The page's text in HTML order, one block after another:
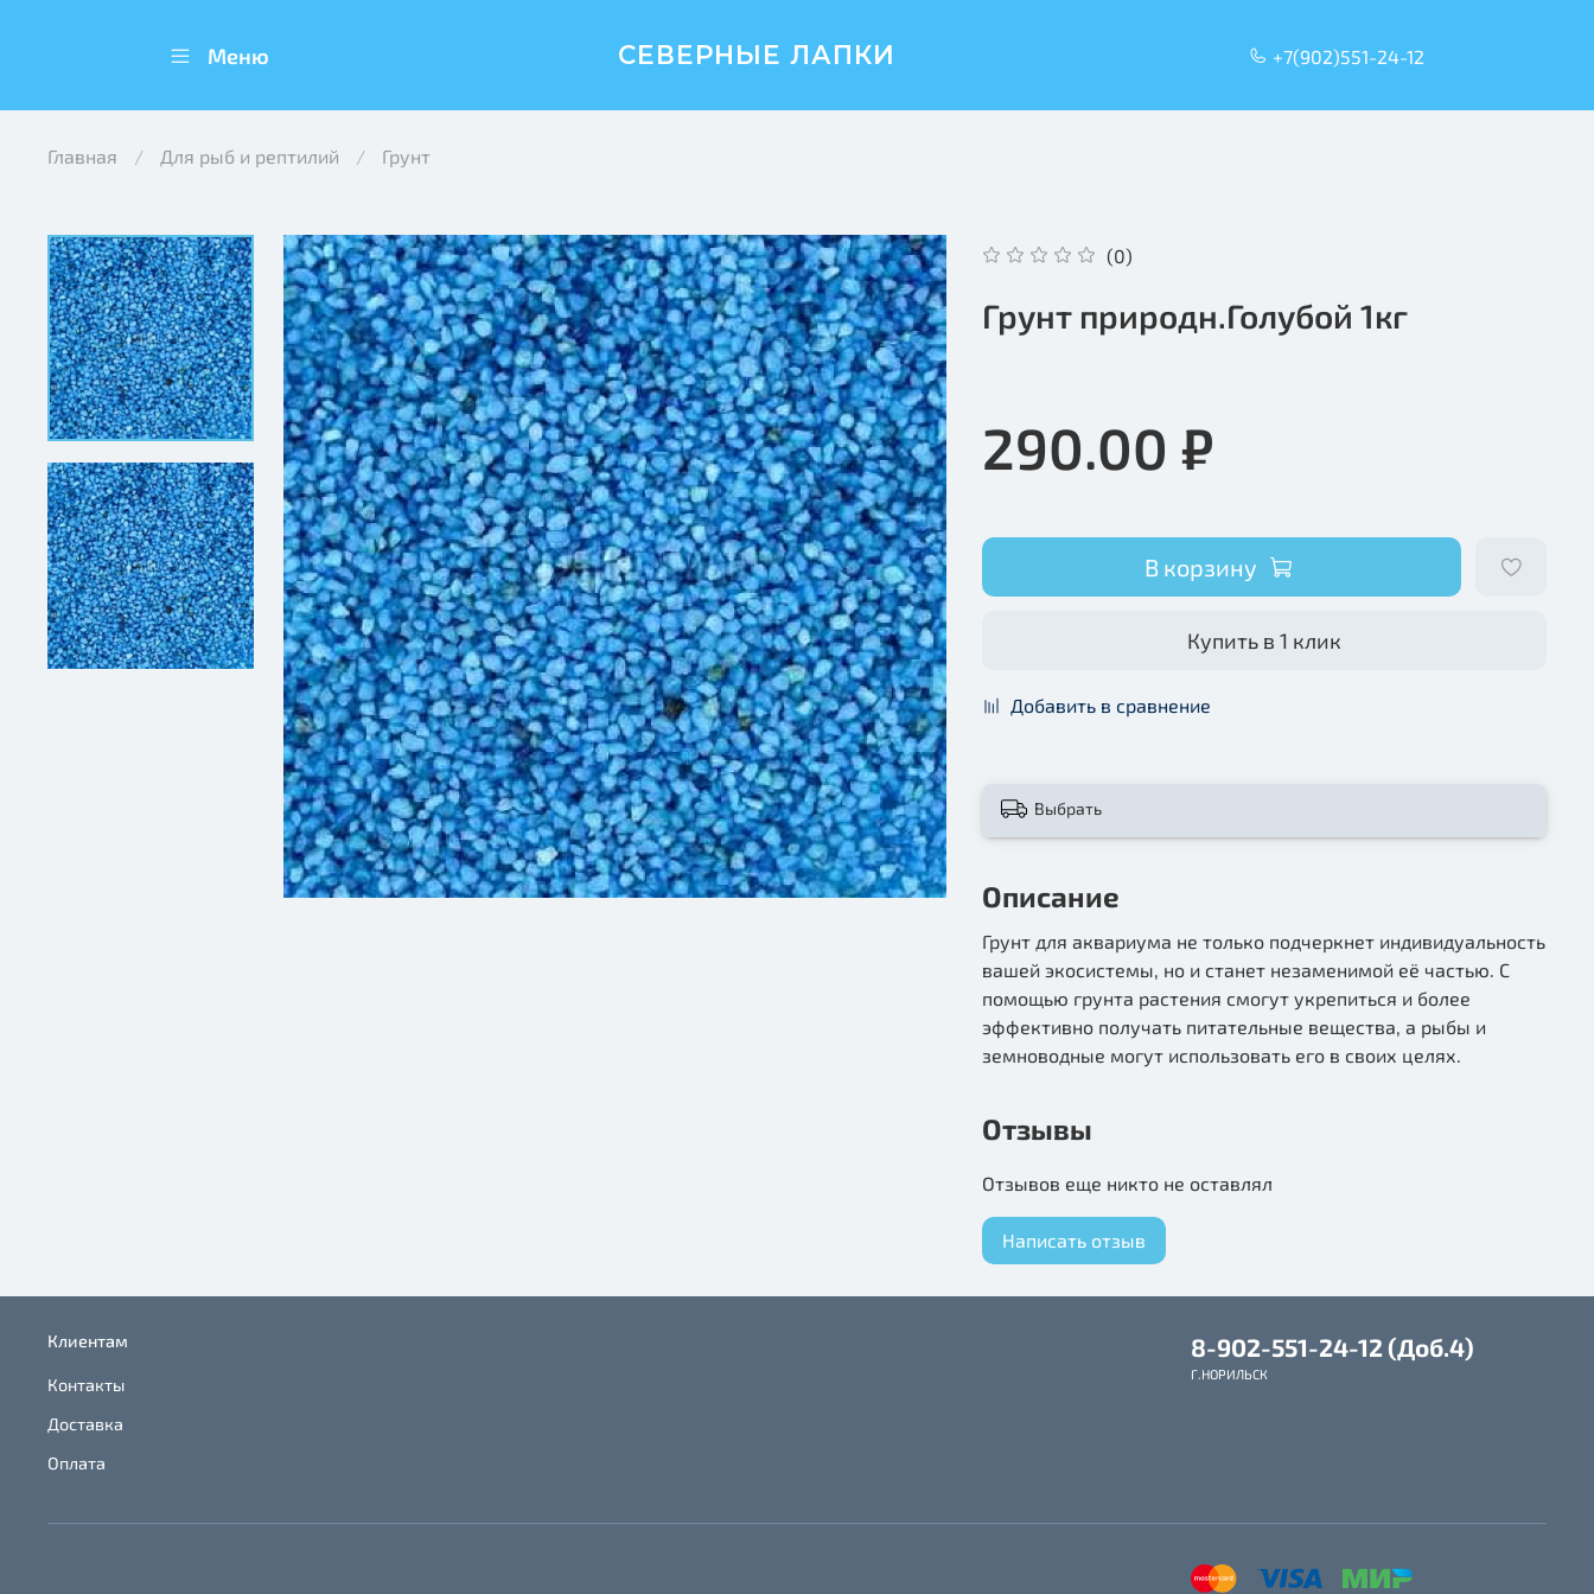
Меню СЕВЕРНЫЕ ЛАПКИ +7(902)551-24-12
Главная Для рыб и рептилий Грунт
(0)
Грунт природн.Голубой 1кг
290.00 ₽
В корзину
Купить в 1 клик
Добавить в сравнение
Выбрать
Описание
Грунт для аквариума не только подчеркнет индивидуальность
вашей экосистемы, но и станет незаменимой её частью. С
помощью грунта растения смогут укрепиться и более
эффективно получать питательные вещества, а рыбы и
земноводные могут использовать его в своих целях.
Отзывы
Отзывов еще никто не оставлял
Написать отзыв
Клиентам
Контакты
Доставка
Оплата
8-902-551-24-12 (Доб.4)
Г.НОРИЛЬСК